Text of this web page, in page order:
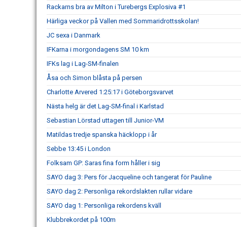
Rackarns bra av Milton i Turebergs Explosiva #1
Härliga veckor på Vallen med Sommaridrottsskolan!
JC sexa i Danmark
IFKarna i morgondagens SM 10 km
IFKs lag i Lag-SM-finalen
Åsa och Simon blåsta på persen
Charlotte Arvered 1:25:17 i Göteborgsvarvet
Nästa helg är det Lag-SM-final i Karlstad
Sebastian Lörstad uttagen till Junior-VM
Matildas tredje spanska häcklopp i år
Sebbe 13:45 i London
Folksam GP: Saras fina form håller i sig
SAYO dag 3: Pers för Jacqueline och tangerat för Pauline
SAYO dag 2: Personliga rekordslakten rullar vidare
SAYO dag 1: Personliga rekordens kväll
Klubbrekordet på 100m